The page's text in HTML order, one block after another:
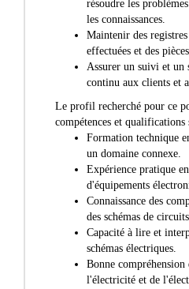
résoudre les
les connaissances.
Maintenir des
effectuées et des
Assurer un suivi et un
continu aux clients et
Le profil recherché pour ce
compétences et qualifications
Formation technique
un domaine connexe.
Expérience pratique
d'équipements
Connaissance des
des schémas de
Capacité à lire et
schémas électriques.
Bonne compréhension
l'électricité et de